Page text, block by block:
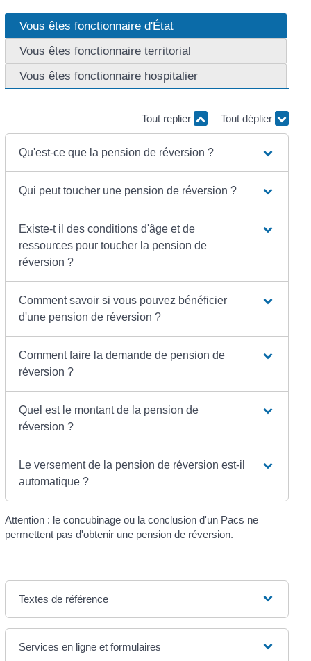
Vous êtes fonctionnaire d'État
Vous êtes fonctionnaire territorial
Vous êtes fonctionnaire hospitalier
Tout replier Tout déplier
Qu'est-ce que la pension de réversion ?
Qui peut toucher une pension de réversion ?
Existe-t il des conditions d'âge et de
ressources pour toucher la pension de
réversion ?
Comment savoir si vous pouvez bénéficier
d'une pension de réversion ?
Comment faire la demande de pension de
réversion ?
Quel est le montant de la pension de
réversion ?
Le versement de la pension de réversion est-il
automatique ?
Attention : le concubinage ou la conclusion d'un Pacs ne
permettent pas d'obtenir une pension de réversion.
Textes de référence
Services en ligne et formulaires